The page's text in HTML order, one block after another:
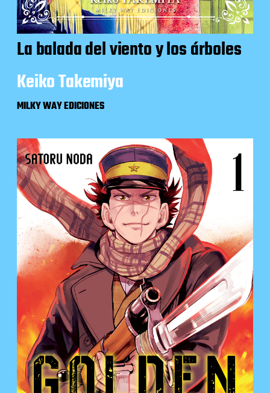
La balada del viento y los árboles
Keiko Takemiya
MILKY WAY EDICIONES